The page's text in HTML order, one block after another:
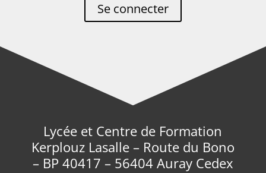
Se connecter
Lycée et Centre de Formation
Kerplouz Lasalle – Route du Bono
– BP 40417 – 56404 Auray Cedex